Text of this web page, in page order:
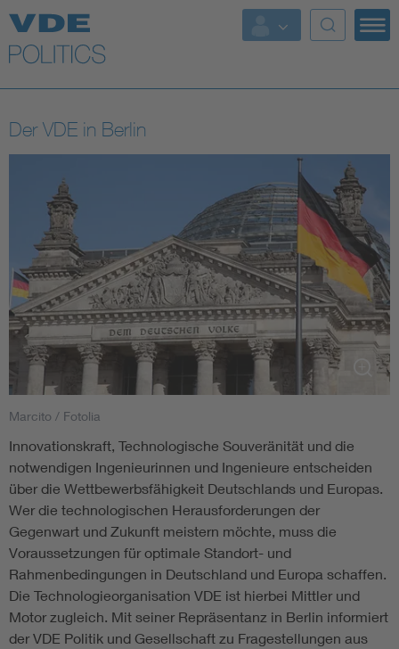
Top Themen
Fokusthemen
Energy
AI & Digital Trust
Health
Mobility
Standards
Weitere Themen
Electromobility
Energy efficiency
Energy storage
Functional safety
Der VDE in Berlin
Marcito / Fotolia
Innovationskraft, Technologische Souveränität und die
notwendigen Ingenieurinnen und Ingenieure entscheiden
über die Wettbewerbsfähigkeit Deutschlands und Europas.
Wer die technologischen Herausforderungen der
Gegenwart und Zukunft meistern möchte, muss die
Voraussetzungen für optimale Standort- und
Rahmenbedingungen in Deutschland und Europa schaffen.
Die Technologieorganisation VDE ist hierbei Mittler und
Motor zugleich. Mit seiner Repräsentanz in Berlin informiert
der VDE Politik und Gesellschaft zu Fragestellungen aus